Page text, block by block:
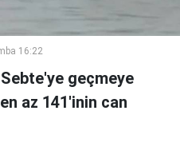
16:22
geçmeye
az 141'inin can